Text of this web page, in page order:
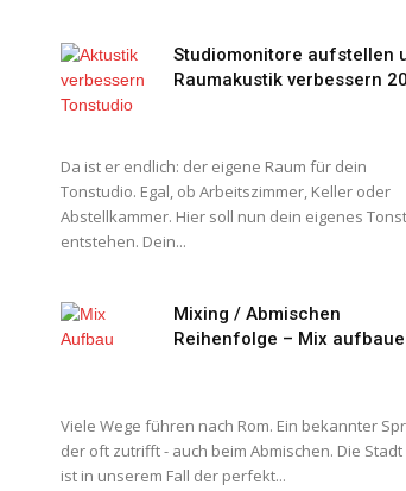
Studiomonitore aufstellen
Raumakustik verbessern
Da ist er endlich: der eigene Raum für dein
Tonstudio. Egal, ob Arbeitszimmer, Keller oder
Abstellkammer. Hier soll nun dein eigenes
entstehen. Dein...
Mixing / Abmischen
Reihenfolge – Mix
Viele Wege führen nach Rom. Ein bekannter
der oft zutrifft - auch beim Abmischen. Die Stadt
ist in unserem Fall der perfekt...